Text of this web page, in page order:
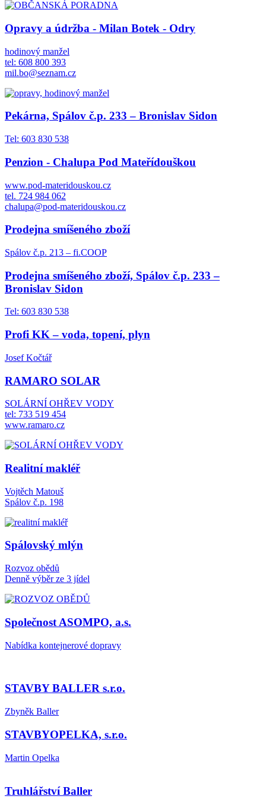
Opravy a údržba - Milan Botek - Odry
hodinový manžel
tel: 608 800 393
mil.bo@seznam.cz
Pekárna, Spálov č.p. 233 – Bronislav Sidon
Tel: 603 830 538
Penzion - Chalupa Pod Mateřídouškou
www.pod-materidouskou.cz
tel. 724 984 062
chalupa@pod-materidouskou.cz
Prodejna smíšeného zboží
Spálov č.p. 213 – fi.COOP
Prodejna smíšeného zboží, Spálov č.p. 233 –
Bronislav Sidon
Tel: 603 830 538
Profi KK – voda, topení, plyn
Josef Kočtář
RAMARO SOLAR
SOLÁRNÍ OHŘEV VODY
tel: 733 519 454
www.ramaro.cz
Realitní makléř
Vojtěch Matouš
Spálov č.p. 198
Spálovský mlýn
Rozvoz obědů
Denně výběr ze 3 jídel
Společnost ASOMPO, a.s.
Nabídka kontejnerové dopravy
STAVBY BALLER s.r.o.
Zbyněk Baller
STAVBYOPELKA, s.r.o.
Martin Opelka
Truhlářství Baller